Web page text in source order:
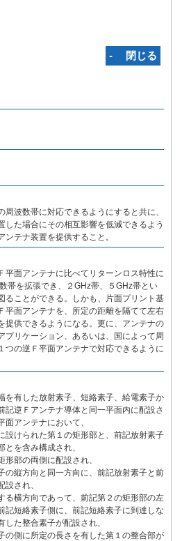
‐ 閉じる
波数帯に対応できるようにすると共に、
した場合にその相互影響を低減できるよう
テナ装置を提供すること。
平面アンテナに比べてリターンロス特性に
帯を拡張でき、２GHz帯、５GHz帯とい
ることができる。しかも、片面プリント基
平面アンテナを、所定の距離を隔てて左右
提供できるようになる。更に、アンテナの
プリケーション、あるいは、国によって周
つの逆Ｆ平面アンテナで対応できるように
を有した放射素子、短絡素子、給電素子か
記逆Ｆアンテナ導体と同一平面内に配設さ
アンテナにおいて、
設けられた第１の矩形部と、前記放射素子
を含み構成され、
部の両側に配設され、
の縦方向と同一方向に、前記放射素子と前
され、
る横方向であって、前記第２の矩形部の左
記短絡素子側に、前記短絡素子に到達しな
た整合素子が配設され、
の側に所定の長さを有した第１の整合部が